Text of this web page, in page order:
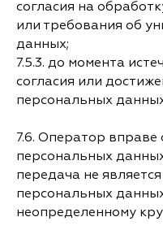
согласия на
или требования об
данных;
7.5.3. до момента
согласия или
персональных
7.6. Оператор
персональных
передача не
персональных
неопределенному